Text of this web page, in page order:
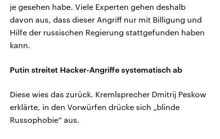
je gesehen habe. Viele Experten gehen deshalb
davon aus, dass dieser Angriff nur mit Billigung und
Hilfe der russischen Regierung stattgefunden haben
kann.
Putin streitet Hacker-Angriffe systematisch ab
Diese wies das zurück. Kremlsprecher Dmitrij Peskow
erklärte, in den Vorwürfen drücke sich „blinde
Russophobie“ aus.